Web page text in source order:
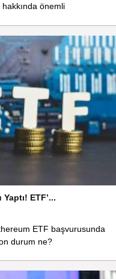
önemli
ETF’...
ETF başvurusunda
durum ne?